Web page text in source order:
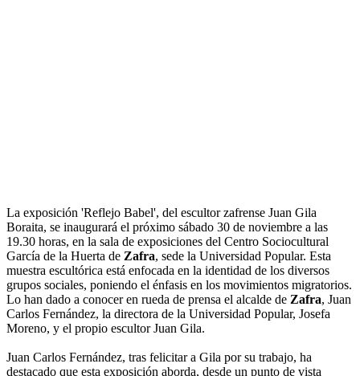
La exposición 'Reflejo Babel', del escultor zafrense Juan Gila
Boraita, se inaugurará el próximo sábado 30 de noviembre a las
19.30 horas, en la sala de exposiciones del Centro Sociocultural
García de la Huerta de Zafra, sede la Universidad Popular. Esta
muestra escultórica está enfocada en la identidad de los diversos
grupos sociales, poniendo el énfasis en los movimientos migratorios.
Lo han dado a conocer en rueda de prensa el alcalde de Zafra, Juan
Carlos Fernández, la directora de la Universidad Popular, Josefa
Moreno, y el propio escultor Juan Gila.
Juan Carlos Fernández, tras felicitar a Gila por su trabajo, ha
destacado que esta exposición aborda, desde un punto de vista